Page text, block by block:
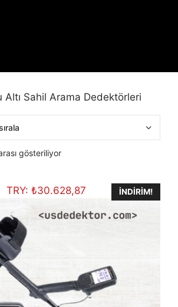
Altı Sahil Arama Dedektörleri
gösteriliyorEn
sıralandı
TRY: ₺30.628,87 İNDIRIM!